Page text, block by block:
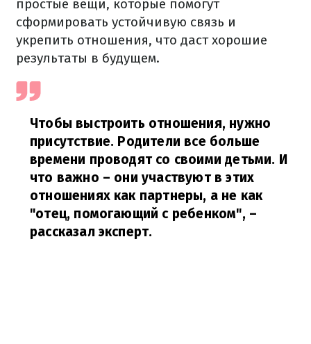
простые вещи, которые помогут
сформировать устойчивую связь и
укрепить отношения, что даст хорошие
результаты в будущем.
Чтобы выстроить отношения, нужно
присутствие. Родители все больше
времени проводят со своими детьми. И
что важно – они участвуют в этих
отношениях как партнеры, а не как
"отец, помогающий с ребенком", –
рассказал эксперт.